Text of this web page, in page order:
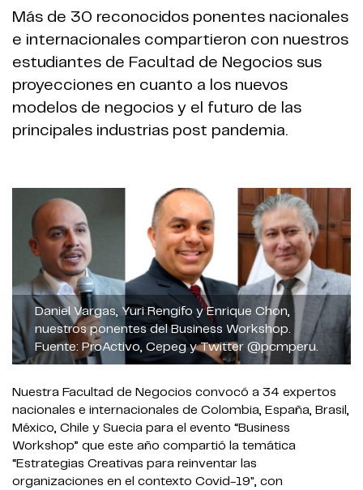
Más de 30 reconocidos ponentes nacionales
e internacionales compartieron con nuestros
estudiantes de Facultad de Negocios sus
proyecciones en cuanto a los nuevos
modelos de negocios y el futuro de las
principales industrias post pandemia.
Daniel Vargas, Yuri Rengifo y Enrique Chon,
nuestros ponentes del Business Workshop.
Fuente: ProActivo, Cepeg y Twitter @pcmperu.
Nuestra Facultad de Negocios convocó a 34 expertos
nacionales e internacionales de Colombia, España, Brasil,
México, Chile y Suecia para el evento “Business
Workshop” que este año compartió la temática
“Estrategias Creativas para reinventar las
organizaciones en el contexto Covid-19", con